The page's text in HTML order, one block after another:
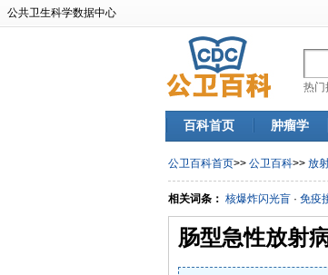
公共卫生科学数据中心
热门
百科首页 肿瘤学
公卫百科首页>> 公卫百科>> 放
相关词条： 核爆炸闪光盲 · 免疫
肠型急性放射